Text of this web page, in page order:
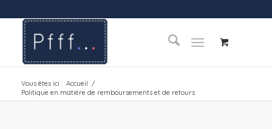
Vous êtes ici : Accueil /
Politique en matière de remboursements et de retours